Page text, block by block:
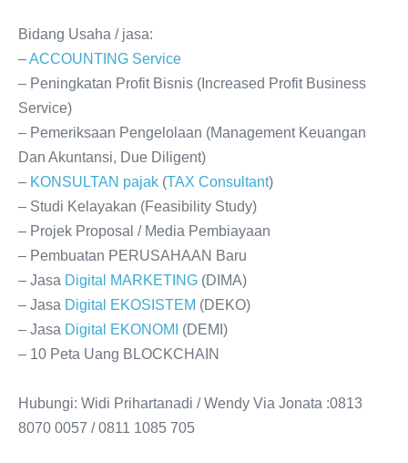
Bidang Usaha / jasa:
–ACCOUNTING Service
– Peningkatan Profit Bisnis (Increased Profit Business
Service)
– Pemeriksaan Pengelolaan (Management Keuangan
Dan Akuntansi, Due Diligent)
– KONSULTAN pajak (TAX Consultant)
– Studi Kelayakan (Feasibility Study)
– Projek Proposal / Media Pembiayaan
– Pembuatan PERUSAHAAN Baru
– Jasa Digital MARKETING (DIMA)
– Jasa Digital EKOSISTEM (DEKO)
– Jasa Digital EKONOMI
(DEMI)
– 10 Peta Uang BLOCKCHAIN
Hubungi: Widi Prihartanadi / Wendy Via Jonata :0813
8070 0057 / 0811 1085 705